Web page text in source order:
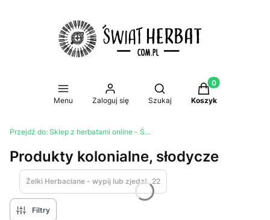
Menu Zaloguj się
Otwórz wyszukiwarkę
Szukaj
Produkty w
Koszyk
Przejdź do: Sklep z herbatami online - Świat Herbat
Produkty kolonialne, słodycze
Żelki Herbaciane - wypij lub zjedz! 22
Filtry